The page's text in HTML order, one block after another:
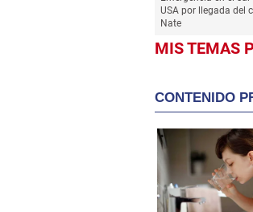
USA por llegada del
Nate
MIS TEMAS
CONTENIDO